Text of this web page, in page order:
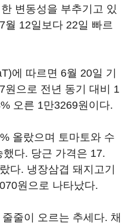
변동성을 부추기고 있
월 12일보다 22일 빠르
에 따르면 6월 20일 기
원으로 전년 동기 대비 1
오른 1만3269원이다.
올랐으며 토마토와 수
다. 당근 가격은 17.
다. 냉장삼겹 돼지고기
원으로 나타났다.
줄이 오르는 추세다. 채